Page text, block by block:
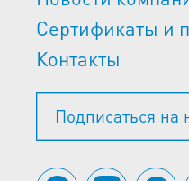
Сертификаты и
Контакты
Подписаться на